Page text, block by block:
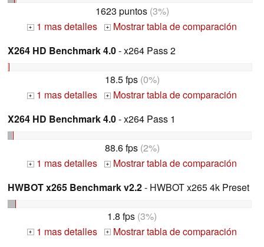
1623 puntos(3%)
+ 1 mas detalles +
Mostrar tabla de comparación
X264 HD Benchmark 4.0- x264 Pass 2
18.5 fps(0%)
+ 1 mas detalles +
Mostrar tabla de comparación
X264 HD Benchmark 4.0- x264 Pass 1
88.6 fps(2%)
+ 1 mas detalles +
Mostrar tabla de comparación
HWBOT x265 Benchmark v2.2- HWBOT x265 4k Preset
1.8 fps (3%)
+ 1 mas detalles +
Mostrar tabla de comparación